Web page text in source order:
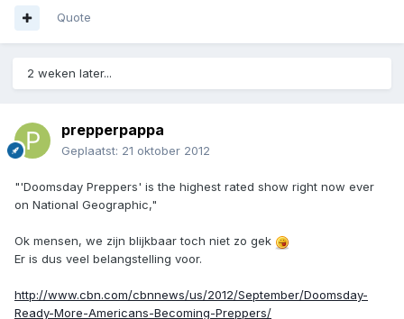
Quote
2 weken later...
prepperpappa
Geplaatst: 21 oktober 2012
"'Doomsday Preppers' is the highest rated show right now ever
on National Geographic,"
Ok mensen, we zijn blijkbaar toch niet zo gek
Er is dus veel belangstelling voor.
http://www.cbn.com/cbnnews/us/2012/September/Doomsday-
Ready-More-Americans-Becoming-Preppers/